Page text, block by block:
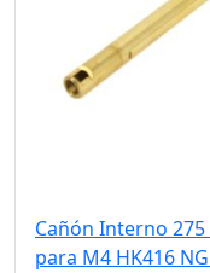
Cañón Interno
para M4 HK416